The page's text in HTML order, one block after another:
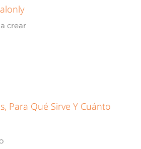
crear
Para Qué Sirve Y Cuánto